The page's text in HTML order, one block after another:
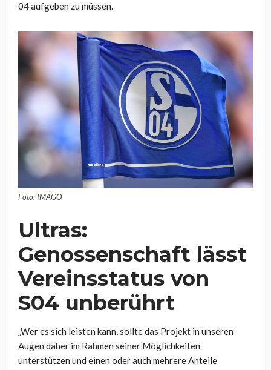
04 aufgeben zu müssen.
Foto: IMAGO
Ultras:
Genossenschaft lässt
Vereinsstatus von
S04 unberührt
„Wer es sich leisten kann, sollte das Projekt in unseren
Augen daher im Rahmen seiner Möglichkeiten
unterstützen und einen oder auch mehrere Anteile